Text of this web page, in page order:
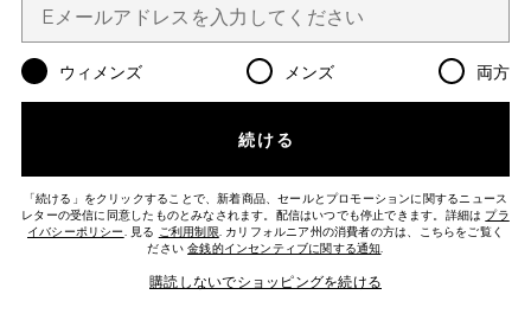
Favorite KACIA ワンピース
ウィメンズ メンズ 両方
続ける
「続ける」をクリックすることで、新着商品、セールとプロモーションに関するニュース
レターの受信に同意したものとみなされます。配信はいつでも停止できます。詳細は プラ
イバシーポリシー. 見る ご利用制限. カリフォルニア州の消費者の方は、こちらをご覧く
ださい金銭的インセンティブに関する通知.
購読しないでショッピングを続ける